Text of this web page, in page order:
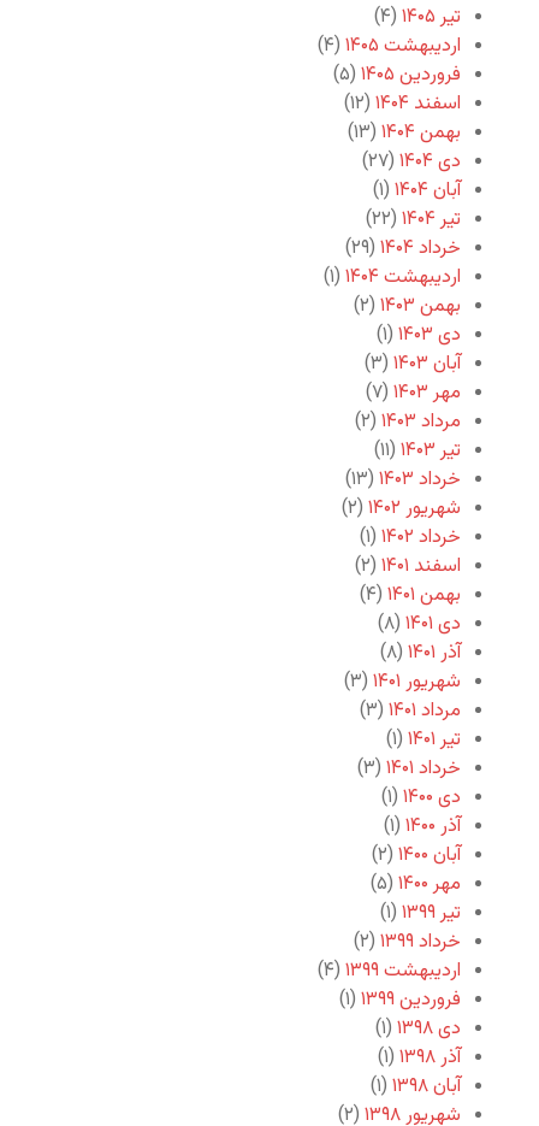
تیر ۱۴۰۵
(۴)
اردیبهشت ۱۴۰۵
(۴)
فروردین ۱۴۰۵
(۵)
اسفند ۱۴۰۴
(۱۲)
بهمن ۱۴۰۴
(۱۳)
دی ۱۴۰۴
(۲۷)
آبان ۱۴۰۴
(۱)
تیر ۱۴۰۴
(۲۲)
خرداد ۱۴۰۴
(۲۹)
اردیبهشت ۱۴۰۴
(۱)
بهمن ۱۴۰۳
(۲)
دی ۱۴۰۳
(۱)
آبان ۱۴۰۳
(۳)
مهر ۱۴۰۳
(۷)
مرداد ۱۴۰۳
(۲)
تیر ۱۴۰۳
(۱۱)
خرداد ۱۴۰۳
(۱۳)
شهریور ۱۴۰۲
(۲)
خرداد ۱۴۰۲
(۱)
اسفند ۱۴۰۱
(۲)
بهمن ۱۴۰۱
(۴)
دی ۱۴۰۱
(۸)
آذر ۱۴۰۱
(۸)
شهریور ۱۴۰۱
(۳)
مرداد ۱۴۰۱
(۳)
تیر ۱۴۰۱
(۱)
خرداد ۱۴۰۱
(۳)
دی ۱۴۰۰
(۱)
آذر ۱۴۰۰
(۱)
آبان ۱۴۰۰
(۲)
مهر ۱۴۰۰
(۵)
تیر ۱۳۹۹
(۱)
خرداد ۱۳۹۹
(۲)
اردیبهشت ۱۳۹۹
(۴)
فروردین ۱۳۹۹
(۱)
دی ۱۳۹۸
(۱)
آذر ۱۳۹۸
(۱)
آبان ۱۳۹۸
(۱)
شهریور ۱۳۹۸
(۲)